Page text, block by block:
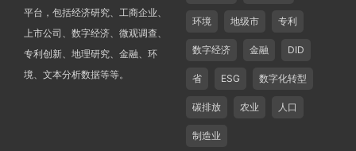
平台，包括经济研究、工商企业、
上市公司、数字经济、微观调查、
专利创新、地理研究、金融、环
境、文本分析数据等等。
环境 地级市 专利
数字经济 金融 DID
省 ESG 数字化转型
碳排放 农业 人口
制造业